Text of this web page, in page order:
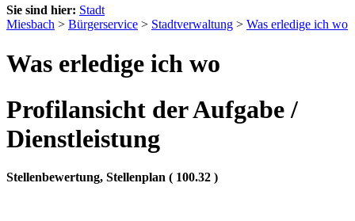
Sie sind hier: Stadt
Miesbach > Bürgerservice > Stadtverwaltung > Was erledige ich wo
Was erledige ich wo
Profilansicht der Aufgabe /
Dienstleistung
Stellenbewertung, Stellenplan ( 100.32 )